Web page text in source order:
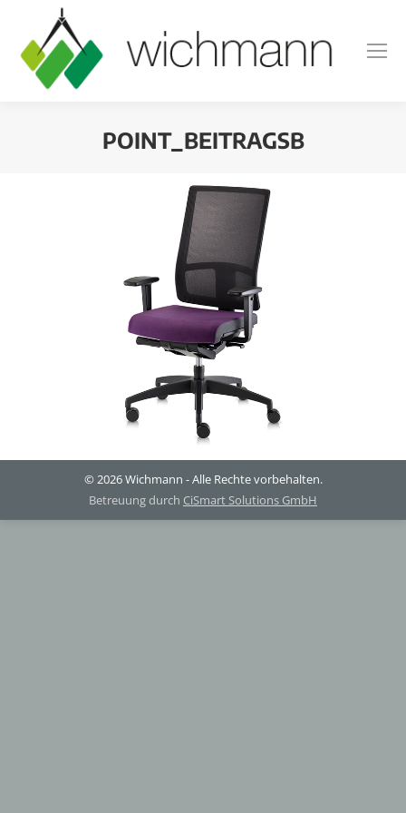
POINT_BEITRAGSB
© 2026 Wichmann - Alle Rechte vorbehalten.
Betreuung durch CiSmart Solutions GmbH